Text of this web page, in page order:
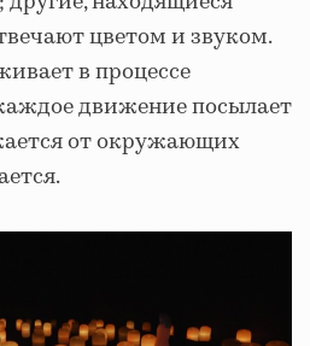
цветом и звуком.
в процессе
движение посылает
от окружающих